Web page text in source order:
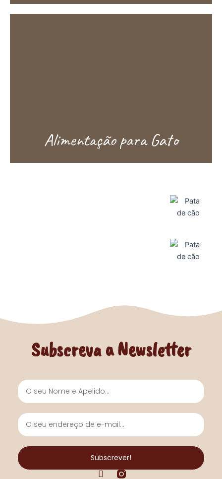
Alimentação para Gato
Subscreva a Newsletter
Nome
e
O
seu
de
e-
Subscrever!
F